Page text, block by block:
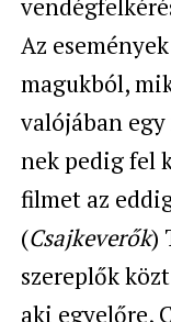
Az
magukból,
valójában
nek pedig fel
filmet az
(Csajkeverők)
szereplők
aki egyelőre,